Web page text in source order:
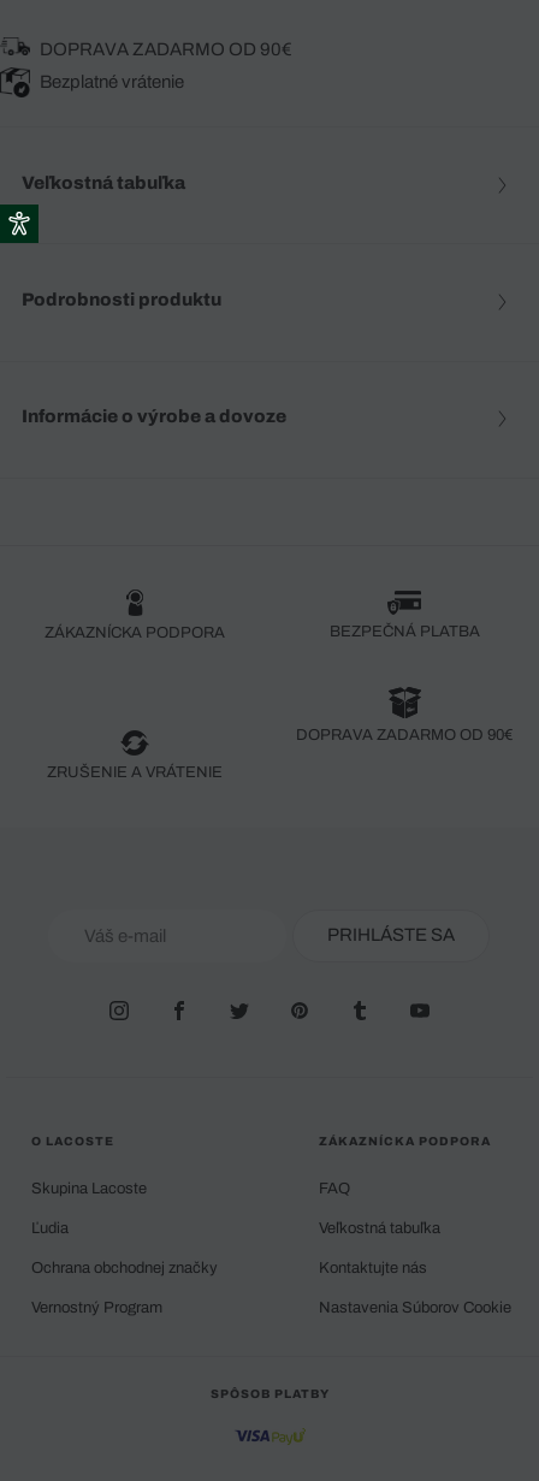
DOPRAVA ZADARMO OD 90€
Bezplatné vrátenie
Veľkostná tabuľka
Podrobnosti produktu
Informácie o výrobe a dovoze
ZÁKAZNÍCKA PODPORA BEZPEČNÁ PLATBA
ZRUŠENIE A VRÁTENIE
DOPRAVA ZADARMO OD 90€
PRIHLÁSTE SA
O LACOSTE
Skupina Lacoste
Ľudia
Ochrana obchodnej značky
Vernostný Program
ZÁKAZNÍCKA PODPORA
FAQ
Veľkostná tabuľka
Kontaktujte nás
Nastavenia Súborov Cookie
SPÔSOB PLATBY